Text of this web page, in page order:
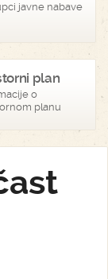
javne nabave
plan
o
planu